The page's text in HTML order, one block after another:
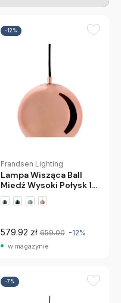
-12%
Frandsen Lighting
Lampa Wisząca Ball
Miedź Wysoki Połysk 18
Cm Frandsen
579.92 zł 659.00 -12%
w magazynie
-7%